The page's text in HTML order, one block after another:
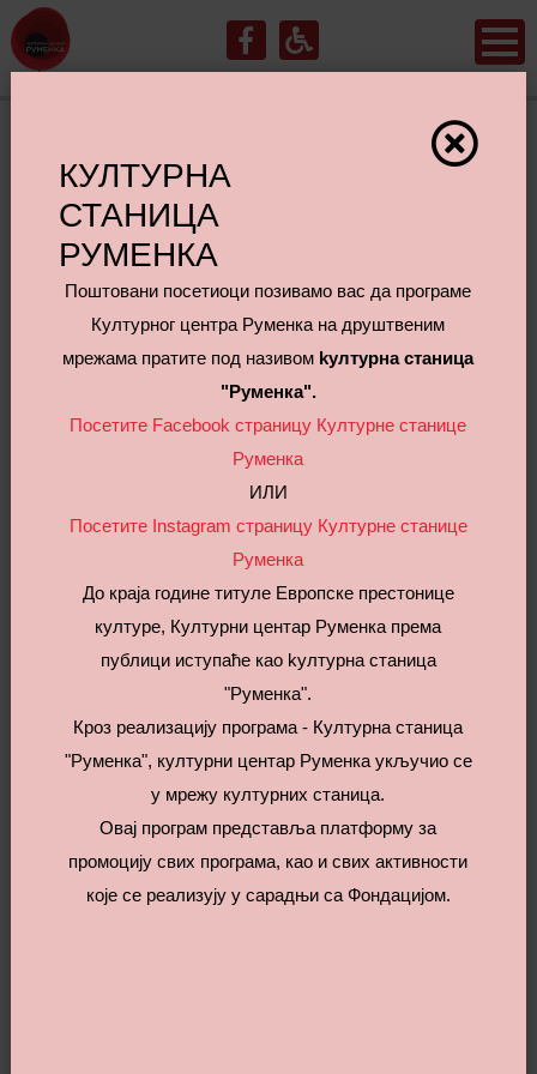
Koнцерт Камерата
Академика - Otказан!
Важно обавештење!
Вечерашњи концерт оркестра “Камерата академика” у
оквиру “Нео фестивала” 2020 отказује се услед
немогућности реализације свих мера безбедности које
прописује Наредба Градског штаба за ванредне
ситуације која је донета данас, 03.јула 2020. године.
Концерт ће бити реализован следеће недеље у
дворишту установе у складу са препорукама Градског
КУЛТУРНА
СТАНИЦА
РУМЕНКА
Поштовани посетиоци позивамо вас да програме
Културног центра Руменка на друштвеним
мрежама пратите под називом kултурна станица
"Руменка".
Посетите Facebook страницу Културне станице
Руменка
ИЛИ
Посетите Instagram страницу Културне станице
Руменка
До краја године титуле Европске престонице
културе, Културни центар Руменка према
публици иступаће као kултурна станица
"Руменка".
Кроз реализацију програма - Културна станица
"Руменка", културни центар Руменка укључио се
у мрежу културних станица.
Овај програм представља платформу за
промоцију свих програма, као и свих активности
које се реализују у сарадњи са Фондацијом.